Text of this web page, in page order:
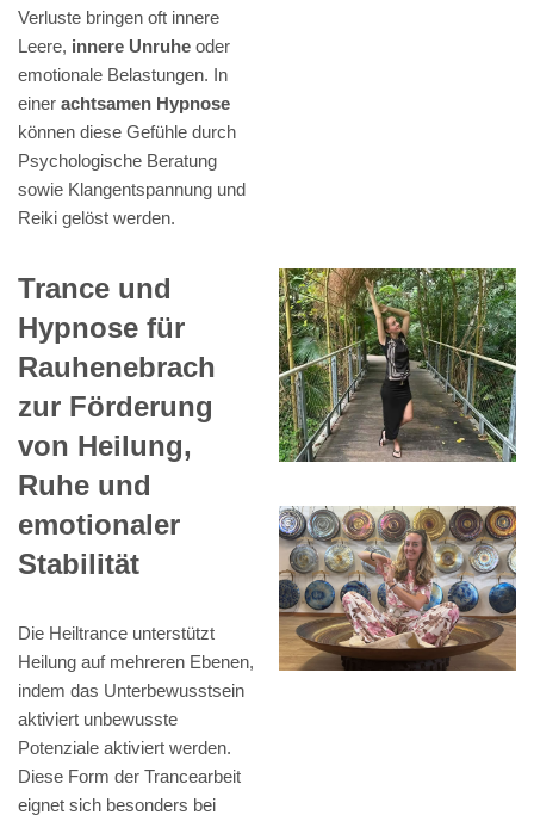
Verluste bringen oft innere
Leere, innere Unruhe oder
emotionale Belastungen. In
einer achtsamen Hypnose
können diese Gefühle durch
Psychologische Beratung
sowie Klangentspannung und
Reiki gelöst werden.
Trance und
Hypnose für
Rauhenebrach
zur Förderung
von Heilung,
Ruhe und
emotionaler
Stabilität
Die Heiltrance unterstützt
Heilung auf mehreren Ebenen,
indem das Unterbewusstsein
aktiviert unbewusste
Potenziale aktiviert werden.
Diese Form der Trancearbeit
eignet sich besonders bei